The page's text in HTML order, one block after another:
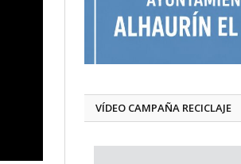
VÍDEO CAMPAÑA RECICLAJE